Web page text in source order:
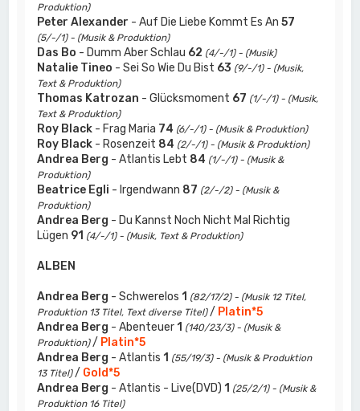
Produktion)
Peter Alexander - Auf Die Liebe Kommt Es An57
(5/-/1) - (Musik & Produktion)
Das Bo - Dumm Aber Schlau 62 (4/-/1) - (Musik)
Natalie Tineo - Sei So Wie Du Bist 63 (9/-/1) - (Musik,
Text & Produktion)
Thomas Katrozan - Glücksmoment 67 (1/-/1) - (Musik,
Text & Produktion)
Roy Black - Frag Maria 74 (6/-/1) - (Musik & Produktion)
Roy Black - Rosenzeit 84 (2/-/1) - (Musik & Produktion)
Andrea Berg - Atlantis Lebt 84 (1/-/1) - (Musik &
Produktion)
Beatrice Egli - Irgendwann 87 (2/-/2) - (Musik &
Produktion)
Andrea Berg - Du Kannst Noch Nicht Mal Richtig
Lügen 91 (4/-/1) - (Musik, Text & Produktion)
ALBEN
Andrea Berg - Schwerelos 1 (82/17/2) - (Musik 12 Titel,
Produktion 13 Titel, Text diverse Titel)/ Platin*5
Andrea Berg - Abenteuer 1 (140/23/3) - (Musik &
Produktion)/ Platin*5
Andrea Berg - Atlantis 1 (55/19/3) - (Musik & Produktion
13 Titel)/ Gold*5
Andrea Berg - Atlantis - Live(DVD) 1 (25/2/1) - (Musik &
Produktion 16 Titel)